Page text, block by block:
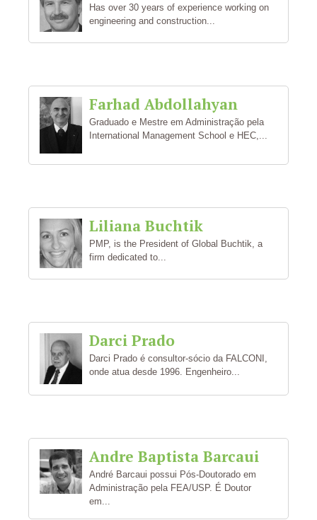
Has over 30 years of experience working on
engineering and construction...
Farhad Abdollahyan
Graduado e Mestre em Administração pela
International Management School e HEC,...
Liliana Buchtik
PMP, is the President of Global Buchtik, a
firm dedicated to...
Darci Prado
Darci Prado é consultor-sócio da FALCONI,
onde atua desde 1996. Engenheiro...
Andre Baptista Barcaui
André Barcaui possui Pós-Doutorado em
Administração pela FEA/USP. É Doutor
em...